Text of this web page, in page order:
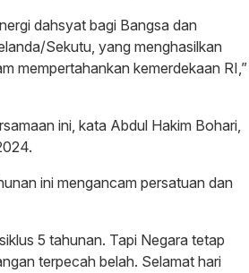
dahsyat bagi Bangsa dan
Sekutu, yang menghasilkan
mempertahankan kemerdekaan RI,”
ini, kata Abdul Hakim Bohari,
ini mengancam persatuan dan
5 tahunan. Tapi Negara tetap
terpecah belah. Selamat hari